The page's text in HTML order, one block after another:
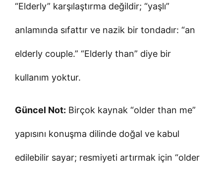
“Elderly” karşılaştırma değildir; “yaşlı”
anlamında sıfattır ve nazik bir tondadır: “an
elderly couple.” “Elderly than” diye bir
kullanım yoktur.
Güncel Not: Birçok kaynak “older than me”
yapısını konuşma dilinde doğal ve kabul
edilebilir sayar; resmiyeti artırmak için “older